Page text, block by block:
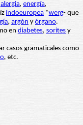
alergia, energía,
indoeuropea *werg- que
, argón y órgano.
en diabetes, sorites y
casos gramaticales como
, etc.